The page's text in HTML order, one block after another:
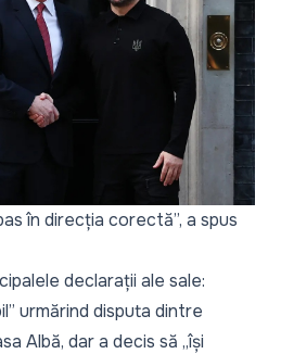
în direcția corectă”, a spus
declarații ale sale:
urmărind disputa dintre
Albă, dar a decis să „își